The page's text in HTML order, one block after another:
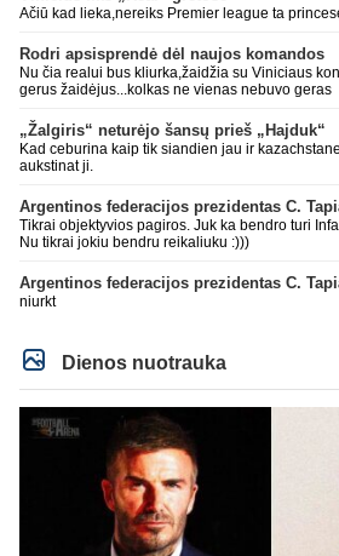
Ačiū kad lieka,nereiks Premier league ta
Rodri apsisprendė dėl naujos komandos
Nu čia realui bus kliurka,žaidžia su Viniciaus
gerus žaidėjus...kolkas ne vienas nebuvo geras
„Žalgiris“ neturėjo šansų prieš „Hajduk“
Kad ceburina kaip tik siandien jau ir
aukstinat ji.
Tikrai objektyvios pagiros. Juk ka bendro turi
Nu tikrai jokiu bendru reikaliuku :)))
niurkt
Dienos nuotrauka